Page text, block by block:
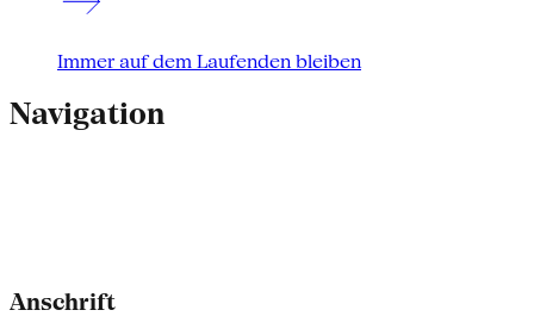
Immer auf dem Laufenden bleiben
Navigation
Anschrift